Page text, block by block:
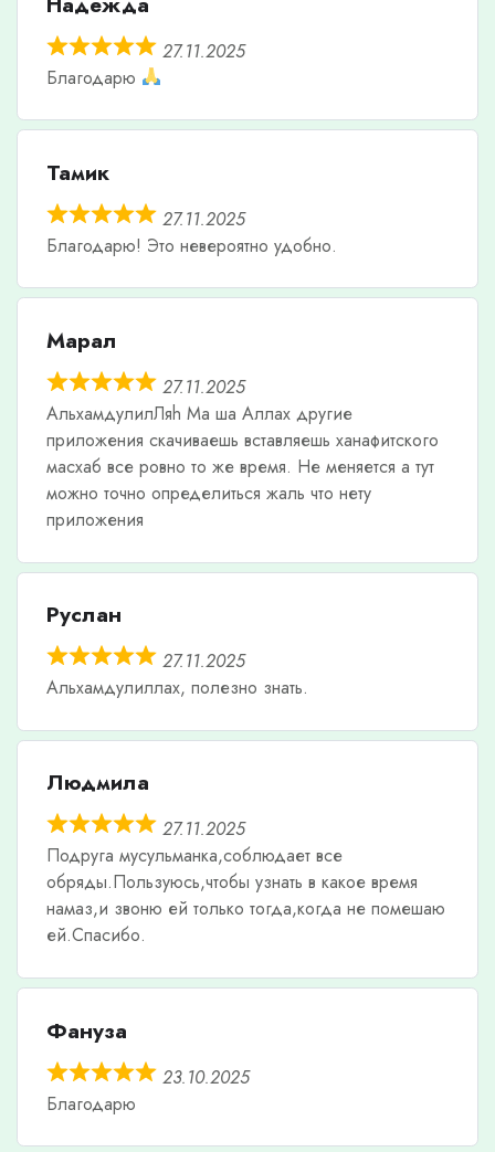
27.11.2025
Благодарю
Тамик
27.11.2025
Благодарю! Это невероятно удобно.
Марал
27.11.2025
АльхамдулилЛяh Ма ша Аллах другие
приложения скачиваешь вставляешь ханафитского
масхаб все ровно то же время. Не меняется а тут
можно точно определиться жаль что нету
приложения
Руслан
27.11.2025
Альхамдулиллах, полезно знать.
Людмила
27.11.2025
Подруга мусульманка,соблюдает все
обряды.Пользуюсь,чтобы узнать в какое время
намаз,и звоню ей только тогда,когда не помешаю
ей.Спасибо.
Фануза
23.10.2025
Благодарю